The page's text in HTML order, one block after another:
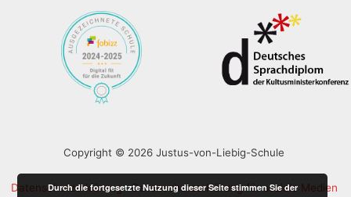
Copyright © 2026 Justus-von-Liebig-Schule
Datenschutzerklärung Datenschutzerklärung für soziale Medien
Durch die fortgesetzte Nutzung dieser Seite stimmen Sie der